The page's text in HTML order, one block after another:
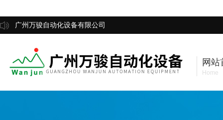
广州万骏自动化设备有限公司
网站
Home